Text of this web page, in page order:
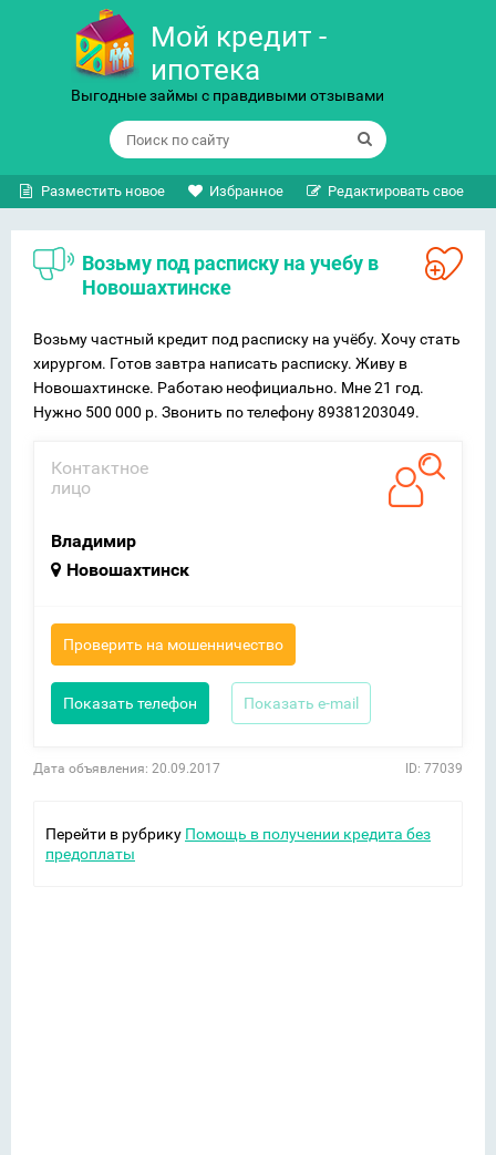
Мой кредит -
ипотека
Выгодные займы с правдивыми отзывами
Разместить новое Избранное Редактировать свое
Возьму под расписку на учебу в
Новошахтинске
Возьму частный кредит под расписку на учёбу. Хочу стать
хирургом. Готов завтра написать расписку. Живу в
Новошахтинске. Работаю неофициально. Мне 21 год.
Нужно 500 000 р. Звонить по телефону 89381203049.
Контактное
лицо
Владимир
Новошахтинск
Проверить на мошенничество
Показать телефон Показать e-mail
Дата объявления: 20.09.2017 ID: 77039
Перейти в рубрику Помощь в получении кредита без
предоплаты